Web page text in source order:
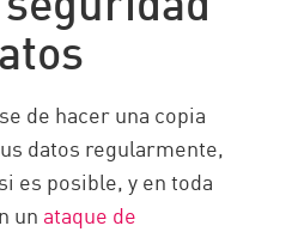
reciente
de hacer una copia
datos regularmente,
es posible, y en toda
un ataque de